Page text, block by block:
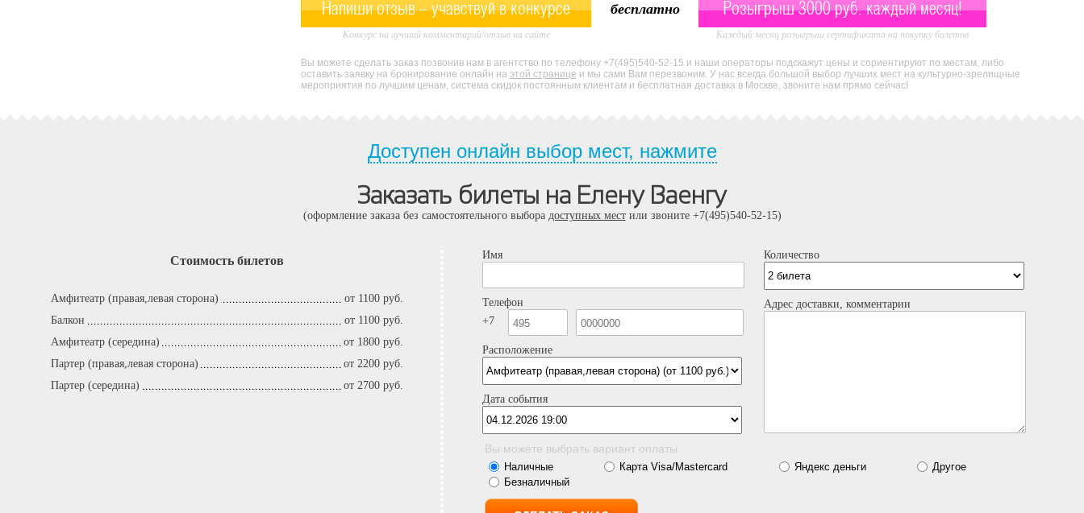
Напиши отзыв - учавствуй в конкурсе
Конкурс на лучший комментарий/отзыв на сайте
бесплатно Розыгрыш 3000 руб. каждый месяц!
Каждый месяц розыгрыш сертификата на покупку билетов
Вы можете сделать заказ позвонив нам в агентство по телефону +7(495)540-52-15 и наши операторы подскажут цены и сориентируют по местам, либо
оставить заявку на бронирование онлайн на этой странице и мы сами Вам перезвоним. У нас всегда большой выбор лучших мест на культурно-зрелищные
мероприятия по лучшим ценам, система скидок постоянным клиентам и бесплатная доставка в Москве, звоните нам прямо сейчас!
Доступен онлайн выбор мест, нажмите
Заказать билеты на Елену Ваенгу
(оформление заказа без самостоятельного выбора доступных местили звоните +7(495)540-52-15)
Стоимость билетов
Амфитеатр (правая,левая сторона)
от 1100 руб.
Балкон
от 1100 руб.
Амфитеатр (середина)
от 1800 руб.
Партер (правая,левая сторона)
от 2200 руб.
Партер (середина)
от 2700 руб.
Имя
Телефон
+7
Расположение
Дата события
Количество
Адрес доставки, комментарии
Вы можете выбрать вариант оплаты
Наличные Карта Visa/Mastercard Яндекс деньги
Другое
Безналичный